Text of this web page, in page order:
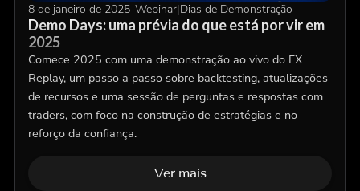
8 de janeiro de 2025-Webinar|Dias de Demonstração
Demo Days: uma prévia do que está por vir em
2025
Comece 2025 com uma demonstração ao vivo do FX
Replay, um passo a passo sobre backtesting, atualizações
de recursos e uma sessão de perguntas e respostas com
traders, com foco na construção de estratégias e no
reforço da confiança.
Ver mais